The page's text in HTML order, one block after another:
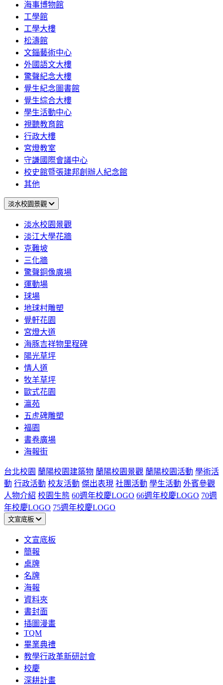
海事博物館
工學館
工學大樓
松濤館
文錙藝術中心
外國語文大樓
驚聲紀念大樓
覺生紀念圖書館
覺生綜合大樓
學生活動中心
視聽教育館
行政大樓
宮燈教室
守謙國際會議中心
校史館暨張建邦創辦人紀念館
其他
淡水校園景觀
淡水校園景觀
淡江大學花牆
克難坡
三化牆
驚聲銅像廣場
運動場
球場
地球村雕塑
覺軒花園
宮燈大道
海豚吉祥物里程碑
陽光草坪
情人道
牧羊草坪
歐式花園
瀛苑
五虎碑雕塑
福園
書卷廣場
海報街
台北校園 蘭陽校園建築物 蘭陽校園景觀 蘭陽校園活動 學術活
動 行政活動 校友活動 傑出表現 社團活動 學生活動 外賓參觀
人物介紹 校園生態 60週年校慶LOGO 66週年校慶LOGO 70週
年校慶LOGO 75週年校慶LOGO
文宣底板
文宣底板
簡報
桌牌
名牌
海報
資料夾
書封面
插圖漫畫
TQM
畢業典禮
教學行政革新研討會
校慶
深耕計畫